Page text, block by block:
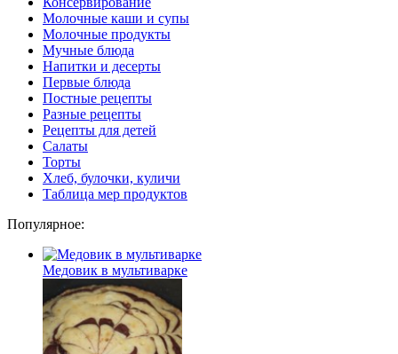
Молочные каши и супы
Молочные продукты
Мучные блюда
Напитки и десерты
Первые блюда
Постные рецепты
Разные рецепты
Рецепты для детей
Салаты
Торты
Хлеб, булочки, куличи
Таблица мер продуктов
Популярное:
Медовик в мультиварке